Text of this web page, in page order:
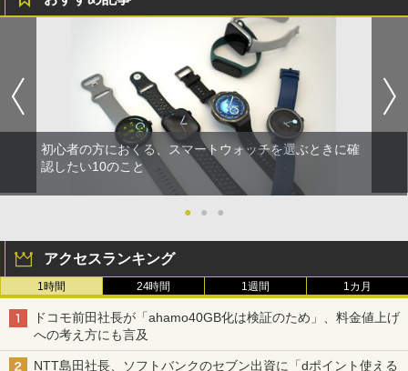
初心者の方におくる、スマートウォッチを選ぶときに確
認したい10のこと
● ● ●
アクセスランキング
1時間 24時間 1週間 1カ月
ドコモ前田社長が「ahamo40GB化は検証のため」、料金値上げ
への考え方にも言及
NTT島田社長、ソフトバンクのセブン出資に「dポイント使える